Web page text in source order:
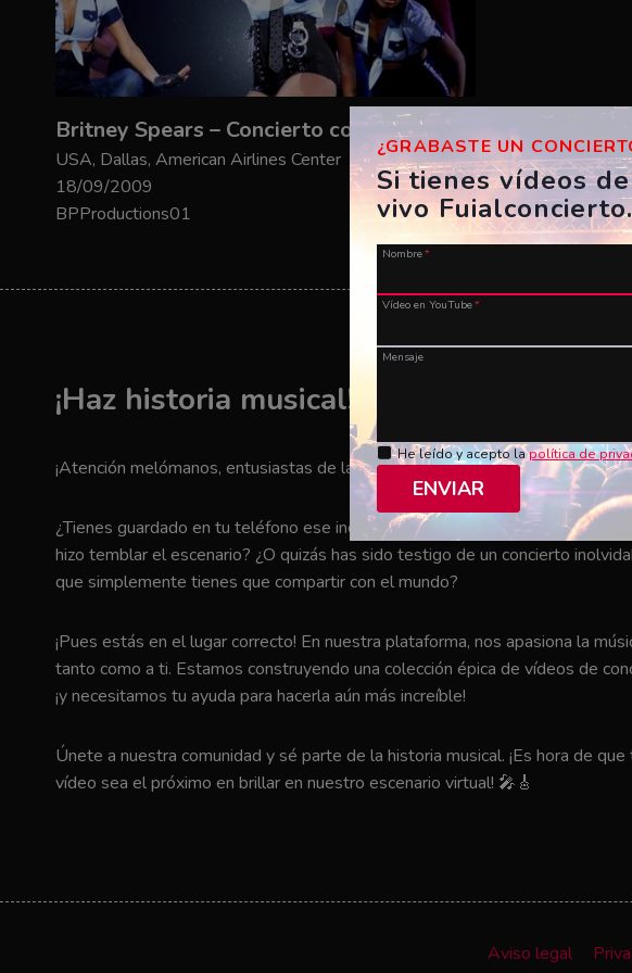
USA, Dallas, American Airlines Center
18/09/2009
BPProductions01
¡Haz historia musical! ¡Envía tu vídeo
¡Atención melómanos, entusiastas de la música y amantes de los conciertos
¿Tienes guardado en tu teléfono ese increíble momento en el que tu artista
hizo temblar el escenario? ¿O quizás has sido testigo de un concierto
que simplemente tienes que compartir con el mundo?
¡Pues estás en el lugar correcto! En nuestra plataforma, nos apasiona la
tanto como a ti. Estamos construyendo una colección épica de vídeos de
¡y necesitamos tu ayuda para hacerla aún más increíble!
Únete a nuestra comunidad y sé parte de la historia musical. ¡Es hora de que
vídeo sea el próximo en brillar en nuestro escenario virtual! 🎤🎸
Aviso legal
¿GRABASTE UN
Si tienes vídeos
vivo
Nombre*
Vídeo en YouTube*
Mensaje
He leído y acepto lapolítica de
ENVIAR